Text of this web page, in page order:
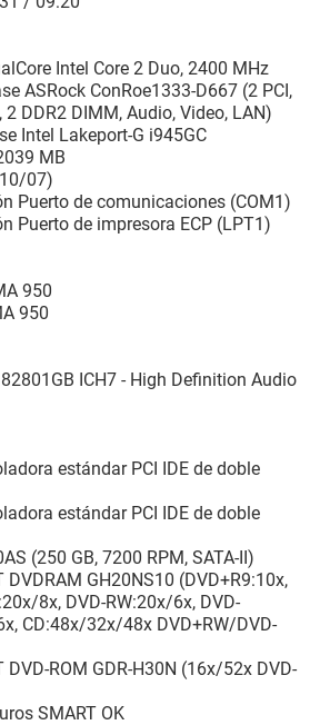
Intel Core 2 Duo, 2400 MHz
ASRock ConRoe1333-D667 (2 PCI,
2 DDR2 DIMM, Audio, Video, LAN)
Intel Lakeport-G i945GC
MB
07)
Puerto de comunicaciones (COM1)
Puerto de impresora ECP (LPT1)
950
950
ICH7 - High Definition Audio
estándar PCI IDE de doble
estándar PCI IDE de doble
(250 GB, 7200 RPM, SATA-II)
DVDRAM GH20NS10 (DVD+R9:10x,
8x, DVD-RW:20x/6x, DVD-
CD:48x/32x/48x DVD+RW/DVD-
DVD-ROM GDR-H30N (16x/52x DVD-
SMART OK